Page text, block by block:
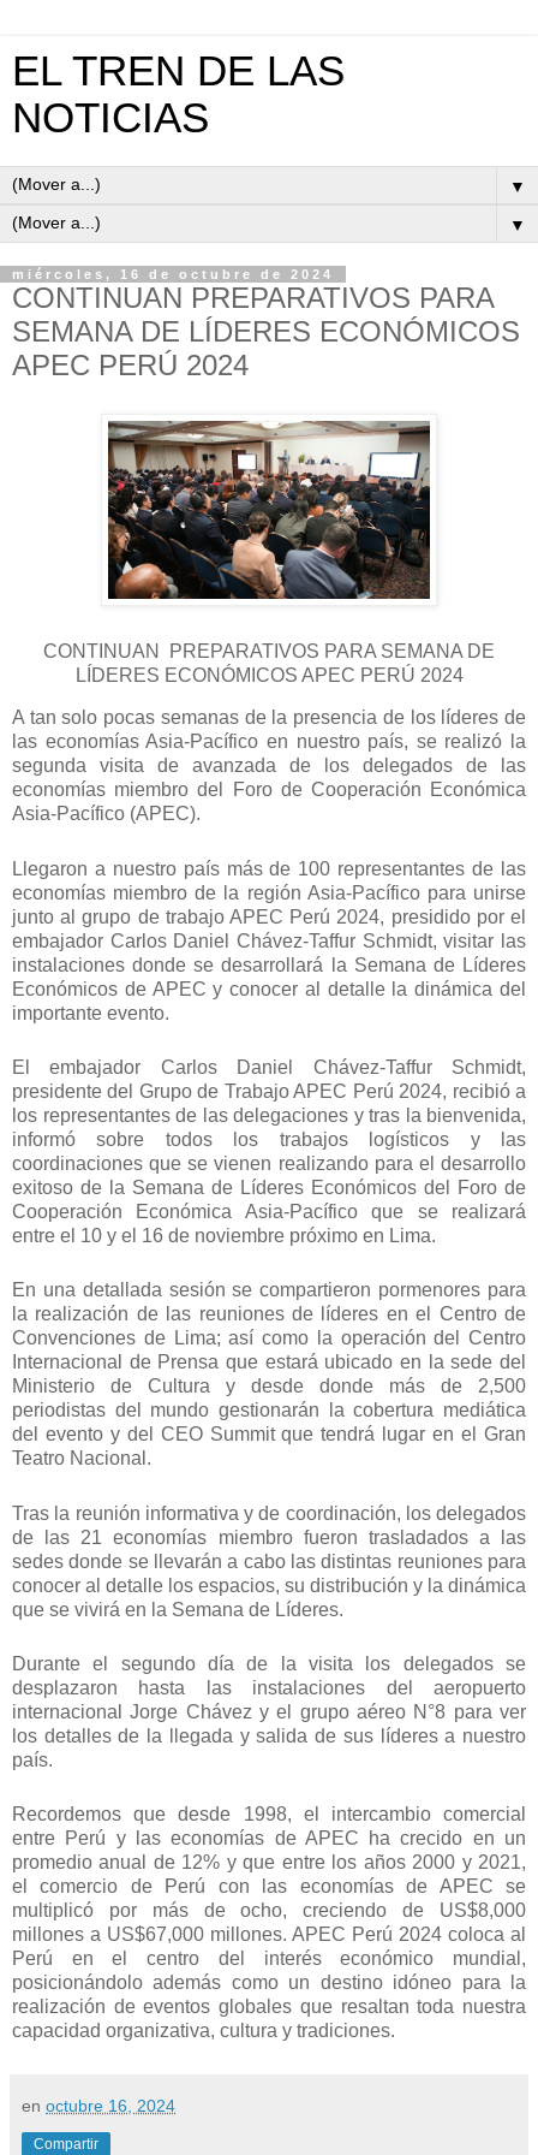
EL TREN DE LAS
NOTICIAS
▼
▼
miércoles, 16 de octubre de 2024
CONTINUAN PREPARATIVOS PARA
SEMANA DE LÍDERES ECONÓMICOS
APEC PERÚ 2024
CONTINUAN PREPARATIVOS PARA SEMANA DE
LÍDERES ECONÓMICOS APEC PERÚ 2024
A tan solo pocas semanas de la presencia de los líderes de
las economías Asia-Pacífico en nuestro país, se realizó la
segunda visita de avanzada de los delegados de las
economías miembro del Foro de Cooperación Económica
Asia-Pacífico (APEC).
Llegaron a nuestro país más de 100 representantes de las
economías miembro de la región Asia-Pacífico para unirse
junto al grupo de trabajo APEC Perú 2024, presidido por el
embajador Carlos Daniel Chávez-Taffur Schmidt, visitar las
instalaciones donde se desarrollará la Semana de Líderes
Económicos de APEC y conocer al detalle la dinámica del
importante evento.
El embajador Carlos Daniel Chávez-Taffur Schmidt,
presidente del Grupo de Trabajo APEC Perú 2024, recibió a
los representantes de las delegaciones y tras la bienvenida,
informó sobre todos los trabajos logísticos y las
coordinaciones que se vienen realizando para el desarrollo
exitoso de la Semana de Líderes Económicos del Foro de
Cooperación Económica Asia-Pacífico que se realizará
entre el 10 y el 16 de noviembre próximo en Lima.
En una detallada sesión se compartieron pormenores para
la realización de las reuniones de líderes en el Centro de
Convenciones de Lima; así como la operación del Centro
Internacional de Prensa que estará ubicado en la sede del
Ministerio de Cultura y desde donde más de 2,500
periodistas del mundo gestionarán la cobertura mediática
del evento y del CEO Summit que tendrá lugar en el Gran
Teatro Nacional.
Tras la reunión informativa y de coordinación, los delegados
de las 21 economías miembro fueron trasladados a las
sedes donde se llevarán a cabo las distintas reuniones para
conocer al detalle los espacios, su distribución y la dinámica
que se vivirá en la Semana de Líderes.
Durante el segundo día de la visita los delegados se
desplazaron hasta las instalaciones del aeropuerto
internacional Jorge Chávez y el grupo aéreo N°8 para ver
los detalles de la llegada y salida de sus líderes a nuestro
país.
Recordemos que desde 1998, el intercambio comercial
entre Perú y las economías de APEC ha crecido en un
promedio anual de 12% y que entre los años 2000 y 2021,
el comercio de Perú con las economías de APEC se
multiplicó por más de ocho, creciendo de US$8,000
millones a US$67,000 millones. APEC Perú 2024 coloca al
Perú en el centro del interés económico mundial,
posicionándolo además como un destino idóneo para la
realización de eventos globales que resaltan toda nuestra
capacidad organizativa, cultura y tradiciones.
en octubre 16, 2024
Compartir